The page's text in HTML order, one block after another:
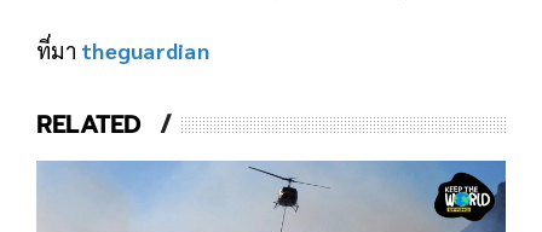
ที่มา theguardian
RELATED